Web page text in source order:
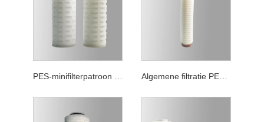
Algemene filtratie PES-filterpatroon